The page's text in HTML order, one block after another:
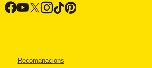
Recomanacions